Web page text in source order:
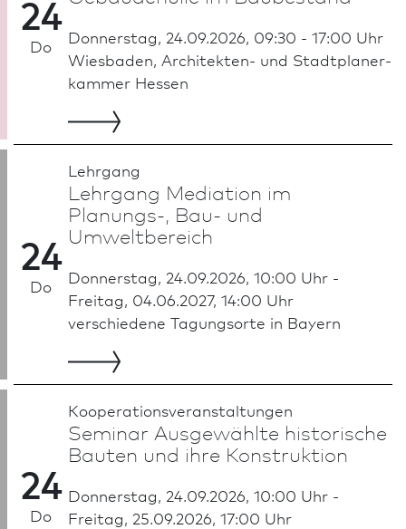
24
Do
Donnerstag, 24.09.2026, 09:30 - 17:00 Uhr
Wies­ba­den, Architekten- und Stadt­planer­
kammer Hessen
24
Do
Lehrgang
Lehrgang Mediation im
Planungs-, Bau- und
Umweltbereich
Donnerstag, 24.09.2026, 10:00 Uhr -
Freitag, 04.06.2027, 14:00 Uhr
verschiedene Tagungsorte in Bayern
24
Do
Kooperationsveranstaltungen
Seminar Ausgewählte historische
Bauten und ihre Konstruktion
Donnerstag, 24.09.2026, 10:00 Uhr -
Freitag, 25.09.2026, 17:00 Uhr